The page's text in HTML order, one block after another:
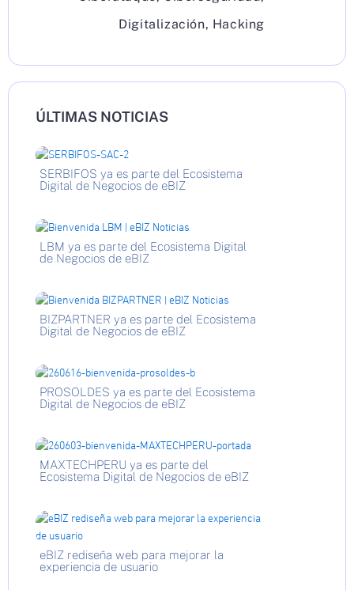
Digitalización, Hacking
ÚLTIMAS NOTICIAS
SERBIFOS ya es parte del Ecosistema
Digital de Negocios de eBIZ
LBM ya es parte del Ecosistema Digital
de Negocios de eBIZ
BIZPARTNER ya es parte del Ecosistema
Digital de Negocios de eBIZ
PROSOLDES ya es parte del Ecosistema
Digital de Negocios de eBIZ
MAXTECHPERU ya es parte del
Ecosistema Digital de Negocios de eBIZ
eBIZ rediseña web para mejorar la
experiencia de usuario